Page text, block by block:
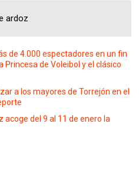
ardoz
de 4.000 espectadores en un fin
de Voleibol y el clásico
a los mayores de Torrejón en el
acoge del 9 al 11 de enero la